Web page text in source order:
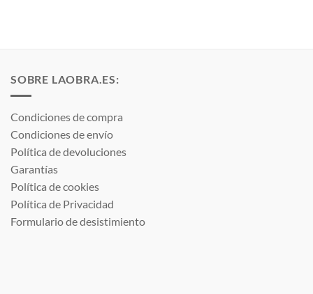
SOBRE LAOBRA.ES:
Condiciones de compra
Condiciones de envío
Política de devoluciones
Garantías
Política de cookies
Política de Privacidad
Formulario de desistimiento